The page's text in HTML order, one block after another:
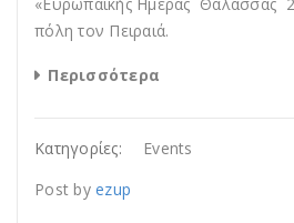
πόλη τον Πειραιά.
Περισσότερα
Κατηγορίες:
Events
Post by ezup